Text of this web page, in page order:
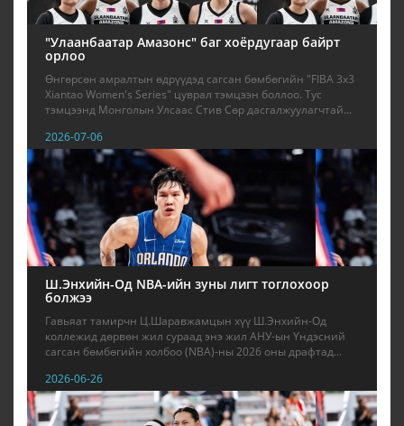
"Улаанбаатар Амазонс" баг хоёрдугаар байрт
орлоо
Өнгөрсөн амралтын өдрүүдэд сагсан бөмбөгийн "FIBA 3x3
Xiantao Women's Series" цуврал тэмцээн боллоо. Тус
тэмцээнд Монголын Улсаас Стив Сөр дасгалжуулагчтай...
2026-07-06
Ш.Энхийн-Од NBА-ийн зуны лигт тоглохоор
болжээ
Гавьяат тамирчн Ц.Шаравжамцын хүү Ш.Энхийн-Од
коллежид дөрвөн жил сураад энэ жил АНУ-ын Үндэсний
сагсан бөмбөгийн холбоо (NBA)-ны 2026 оны драфтад...
2026-06-26